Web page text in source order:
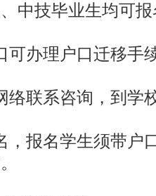
中技毕业生均可
办理户口迁移手
联系咨询，到学
报名学生须带户